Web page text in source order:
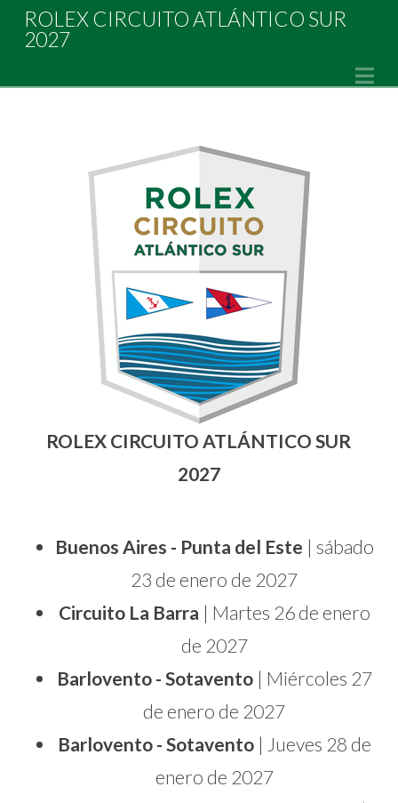
Rolex
Circuito
Atlántico
Sur
2027
ROLEX CIRCUITO ATLÁNTICO SUR
2027
ROLEX CIRCUITO ATLÁNTICO SUR
2027
Buenos Aires - Punta del Este | sábado
23 de enero de 2027
Circuito La Barra | Martes 26 de enero
de 2027
Barlovento - Sotavento| Miércoles 27
de enero de 2027
Barlovento - Sotavento| Jueves 28 de
enero de 2027